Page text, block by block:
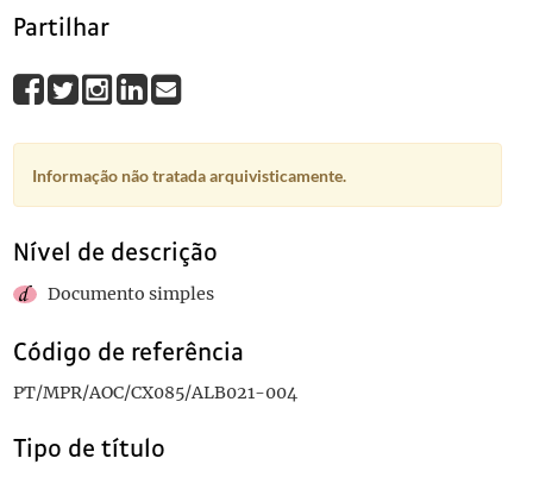
Partilhar
Informação não tratada arquivisticamente.
Nível de descrição
Documento simples
Código de referência
PT/MPR/AOC/CX085/ALB021-004
Tipo de título